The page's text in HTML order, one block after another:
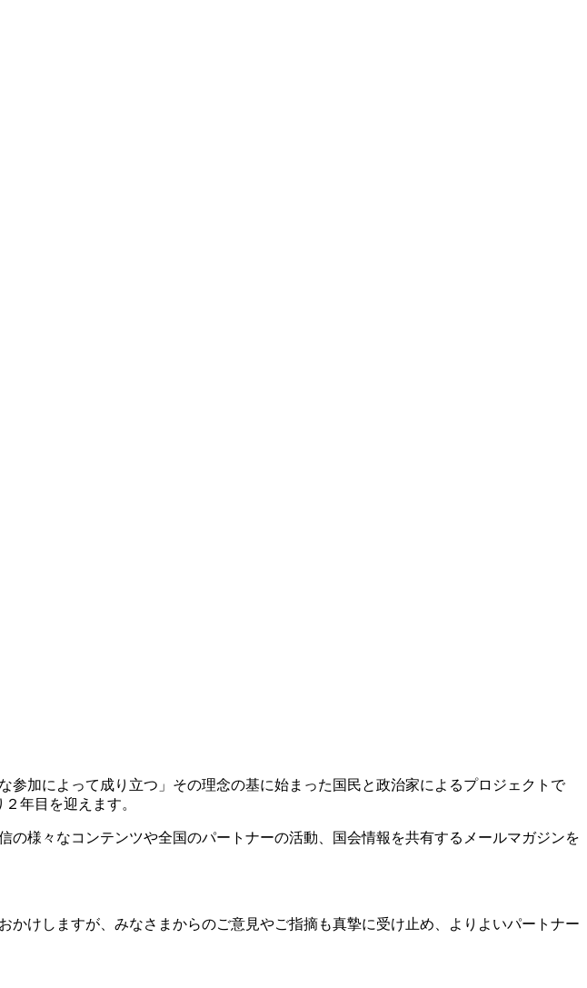
加によって成り立つ」その理念の基に始まった国民と政治家によるプロジェクトで
年目を迎えます。
様々なコンテンツや全国のパートナーの活動、国会情報を共有するメールマガジンを
けしますが、みなさまからのご意見やご指摘も真摯に受け止め、よりよいパートナー